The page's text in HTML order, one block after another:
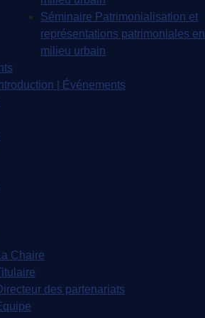
Séminaire Patrimonialisation et
représentations patrimoniales en
milieu urbain
| Événements
La Chaire
des partenariats